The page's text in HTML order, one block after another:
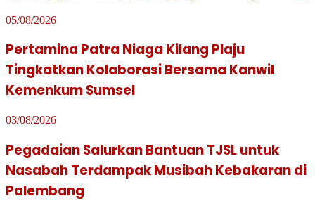
05/08/2026
Pertamina Patra Niaga Kilang Plaju
Tingkatkan Kolaborasi Bersama Kanwil
Kemenkum Sumsel
03/08/2026
Pegadaian Salurkan Bantuan TJSL untuk
Nasabah Terdampak Musibah Kebakaran di
Palembang